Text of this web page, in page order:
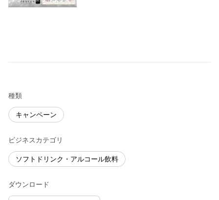
種類
キャンペーン
ビジネスカテゴリ
ソフトドリンク・アルコール飲料
ダウンロード